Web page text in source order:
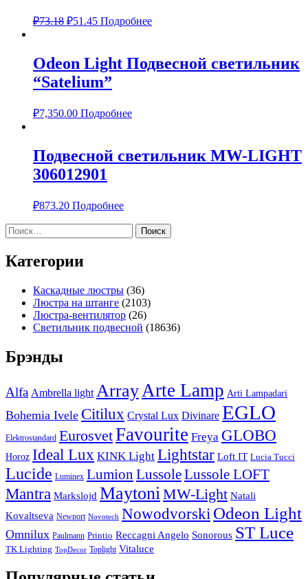
₽73.18 ₽51.45 Подробнее
Odeon Light Подвесной светильник
“Satelium”
₽7,350.00 Подробнее
Подвесной светильник MW-LIGHT
306012901
₽873.20 Подробнее
Найти:
Категории
Каскадные люстры (36)
Люстра на штанге (2103)
Люстра-вентилятор (26)
Светильник подвесной (18636)
Брэнды
Alfa Ambrella light Array Arte Lamp Arti Lampadari
Bohemia Ivele Citilux Crystal Lux Divinare EGLO
Elektrostandard EurosvetFavourite Freya GLOBO
Horoz Ideal Lux KINK Light Lightstar Loft IT Lucia Tucci
Lucide Luminex Lumion LussoleLussole LOFT
Mantra Markslojd Maytoni MW-Light Natali
Kovaltseva Newport Novotech Nowodvorski Odeon Light
Omnilux Paulmann Printio Reccagni Angelo Sonorous ST Luce
TK Lighting TopDecor Toplight Vitaluce